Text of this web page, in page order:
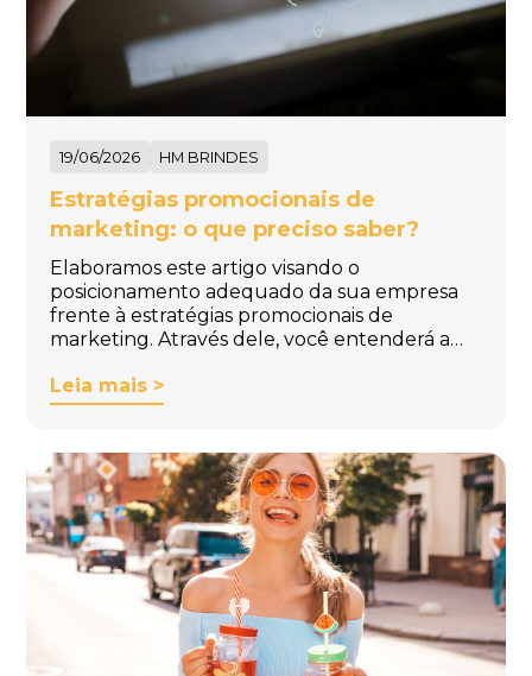
19/06/2026 HM BRINDES
Estratégias promocionais de
marketing: o que preciso saber?
Elaboramos este artigo visando o
posicionamento adequado da sua empresa
frente à estratégias promocionais de
marketing. Através dele, você entenderá a…
Leia mais >